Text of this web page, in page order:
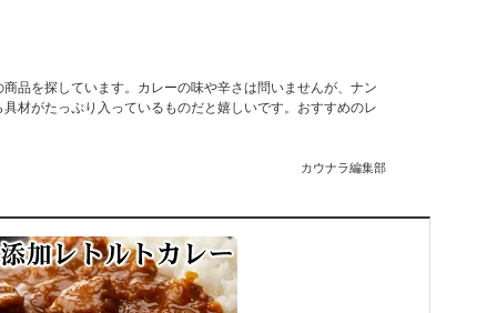
品を探しています。カレーの味や辛さは問いませんが、ナン
材がたっぷり入っているものだと嬉しいです。おすすめのレ
カウナラ編集部